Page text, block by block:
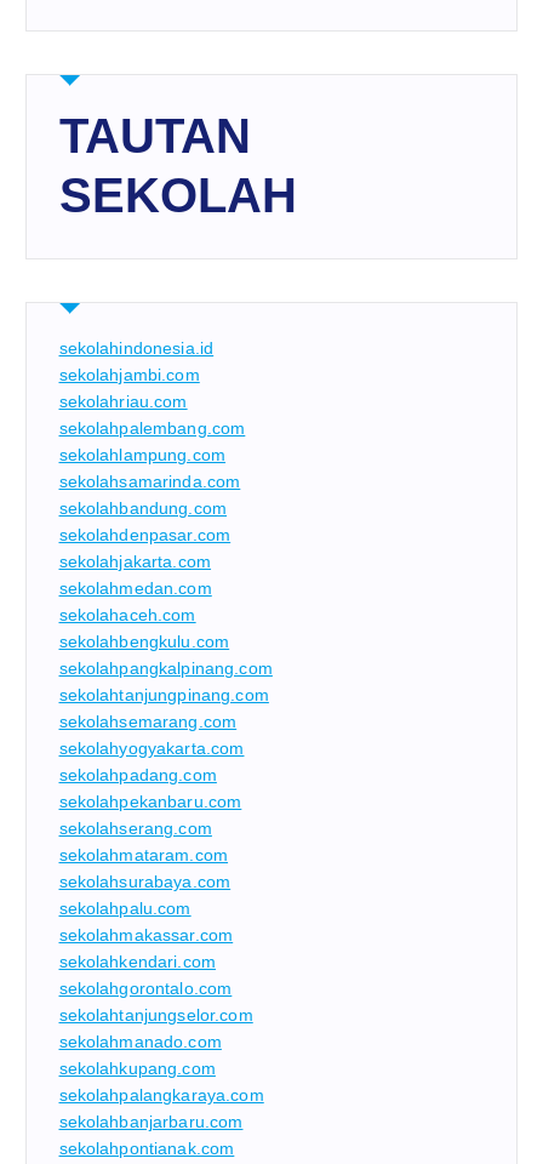
TAUTAN
SEKOLAH
sekolahindonesia.id
sekolahjambi.com
sekolahriau.com
sekolahpalembang.com
sekolahlampung.com
sekolahsamarinda.com
sekolahbandung.com
sekolahdenpasar.com
sekolahjakarta.com
sekolahmedan.com
sekolahaceh.com
sekolahbengkulu.com
sekolahpangkalpinang.com
sekolahtanjungpinang.com
sekolahsemarang.com
sekolahyogyakarta.com
sekolahpadang.com
sekolahpekanbaru.com
sekolahserang.com
sekolahmataram.com
sekolahsurabaya.com
sekolahpalu.com
sekolahmakassar.com
sekolahkendari.com
sekolahgorontalo.com
sekolahtanjungselor.com
sekolahmanado.com
sekolahkupang.com
sekolahpalangkaraya.com
sekolahbanjarbaru.com
sekolahpontianak.com